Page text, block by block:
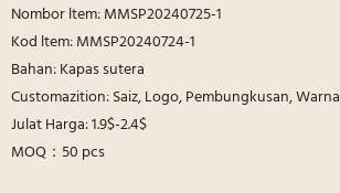
Nombor ltem: MMSP20240725-1
Kod ltem: MMSP20240724-1
Bahan: Kapas sutera
Customazition: Saiz, Logo, Pembungkusan, Warna
Julat Harga: 1.9$-2.4$
MOQ：50 pcs